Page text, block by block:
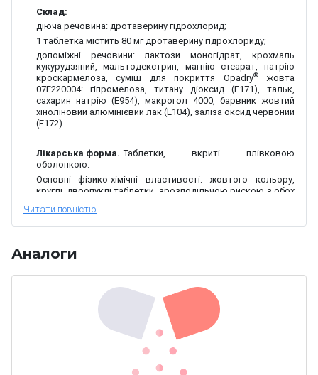
Склад:
діюча речовина: дротаверину гідрохлорид;
1 таблетка містить 80 мг дротаверину гідрохлориду;
допоміжні речовини:лактози моногідрат, крохмаль
кукурудзяний, мальтодекстрин, магнію стеарат, натрію
кроскармелоза, суміш для покриття Opadry®жовта
07F220004: гіпромелоза, титану діоксид (E171), тальк,
сахарин натрію (Е954), макрогол 4000, барвник жовтий
хіноліновий алюмінієвий лак (Е104), заліза оксид червоний
(Е172).
Лікарська форма. Таблетки, вкриті плівковою
оболонкою.
Основні фізико-хімічні властивості: жовтого кольору,
круглі, двоопуклі таблетки, зрозподільчою рискою з обох
розладах
Дротаверин – похідна речовина ізохіноліну із
спазмолітичною дією на гладку мускулатуру шляхом
пригнічення дії ферменту фосфодіестерази ІV (ФДЕ ІV), що
збільшує концентрацію цАМФ і завдяки інактивації кінази
дротаверин пригнічує дію ФДЕ ІV та інгібує
Аналоги